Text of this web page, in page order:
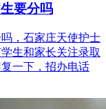
要分吗
，石家庄天使护士
生和家长关注录取
一下，招办电话